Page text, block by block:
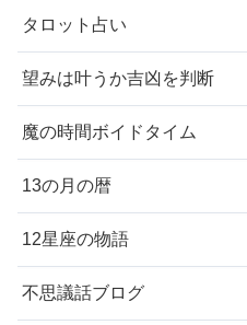
タロット占い
望みは叶うか吉凶を判断
魔の時間ボイドタイム
13の月の暦
12星座の物語
不思議話ブログ